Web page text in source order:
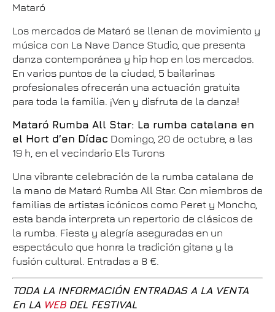
Mataró
Los mercados de Mataró se llenan de movimiento y
música con La Nave Dance Studio, que presenta
danza contemporánea y hip hop en los mercados.
En varios puntos de la ciudad, 5 bailarinas
profesionales ofrecerán una actuación gratuita
para toda la familia. ¡Ven y disfruta de la danza!
Mataró Rumba All Star: La rumba catalana en
el Hort d’en Dídac Domingo, 20 de octubre, a las
19 h, en el vecindario Els Turons
Una vibrante celebración de la rumba catalana de
la mano de Mataró Rumba All Star. Con miembros de
familias de artistas icónicos como Peret y Moncho,
esta banda interpreta un repertorio de clásicos de
la rumba. Fiesta y alegría aseguradas en un
espectáculo que honra la tradición gitana y la
fusión cultural. Entradas a 8 €.
TODA LA INFORMACIÓN ENTRADAS A LA VENTA
En LA WEB DEL FESTIVAL